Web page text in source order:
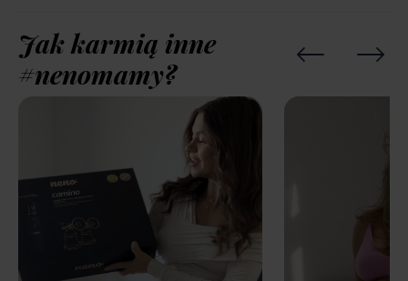
Jak karmią inne
#nenomamy?